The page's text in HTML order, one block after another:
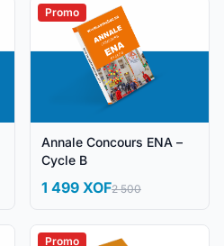
Promo
Annale Concours ENA –
Cycle B
1 499 XOF2 500
Promo